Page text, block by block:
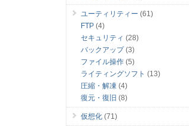
ユーティリティー (61)
FTP (4)
セキュリティ (28)
バックアップ(3)
ファイル操作 (5)
ライティングソフト (13)
圧縮・解凍 (4)
復元・復旧 (8)
仮想化 (71)